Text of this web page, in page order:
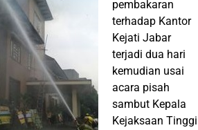
pembakaran
terhadap Kantor
Kejati Jabar
terjadi dua hari
kemudian usai
acara pisah
sambut Kepala
Kejaksaan Tinggi